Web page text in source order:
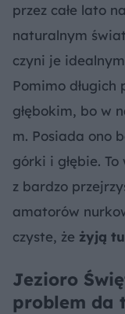
przez całe lato
naturalnym
czyni je
Pomimo długich
głębokim, bo w
m. Posiada ono
górki i głębie.
z bardzo
amatorów
czyste, że żyją
Jezioro
problem da